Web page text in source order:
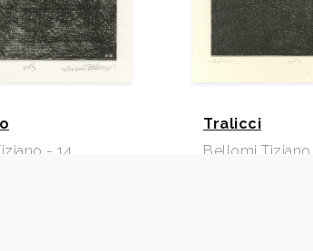
- 14
Tralicci
Bellomi